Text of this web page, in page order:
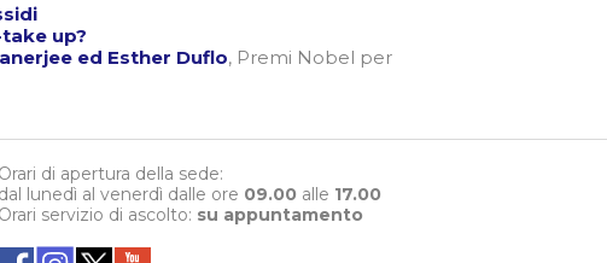
up?
ed Esther Duflo, Premi Nobel per
Orari di apertura della sede:
dal lunedì al venerdì dalle ore 09.00 alle 17.00
Orari servizio di ascolto: su appuntamento